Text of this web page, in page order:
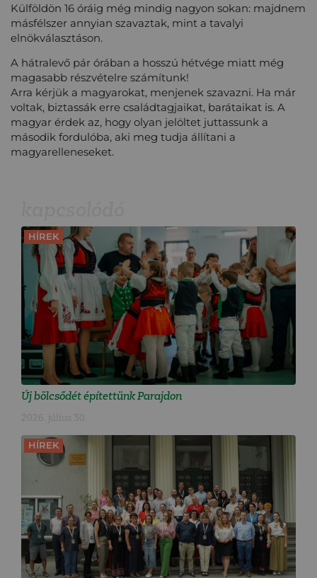
Külföldön 16 óráig még mindig nagyon sokan: majdnem
másfélszer annyian szavaztak, mint a tavalyi
elnökválasztáson.
A hátralevő pár órában a hosszú hétvége miatt még
magasabb részvételre számítunk!
Arra kérjük a magyarokat, menjenek szavazni. Ha már
voltak, biztassák erre családtagjaikat, barátaikat is. A
magyar érdek az, hogy olyan jelöltet juttassunk a
második fordulóba, aki meg tudja állítani a
magyarelleneseket.
HÍREK
Új bölcsődét építettünk Parajdon
2026. július 30.
HÍREK